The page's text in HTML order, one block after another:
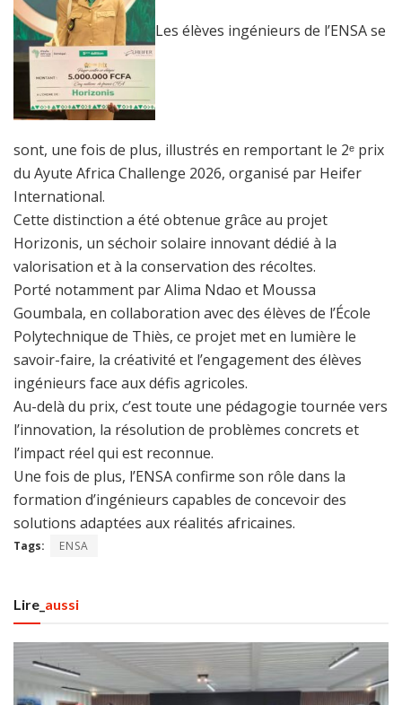
Les élèves ingénieurs de l’ENSA se
sont, une fois de plus, illustrés en remportant le 2ᵉ prix
du Ayute Africa Challenge 2026, organisé par Heifer
International.
Cette distinction a été obtenue grâce au projet
Horizonis, un séchoir solaire innovant dédié à la
valorisation et à la conservation des récoltes.
Porté notamment par Alima Ndao et Moussa
Goumbala, en collaboration avec des élèves de l’École
Polytechnique de Thiès, ce projet met en lumière le
savoir-faire, la créativité et l’engagement des élèves
ingénieurs face aux défis agricoles.
Au-delà du prix, c’est toute une pédagogie tournée vers
l’innovation, la résolution de problèmes concrets et
l’impact réel qui est reconnue.
Une fois de plus, l’ENSA confirme son rôle dans la
formation d’ingénieurs capables de concevoir des
solutions adaptées aux réalités africaines.
Tags: ENSA
Lire_ aussi